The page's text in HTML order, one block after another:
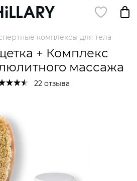
комплексы для тела
+ Комплекс
массажа
22 отзыва